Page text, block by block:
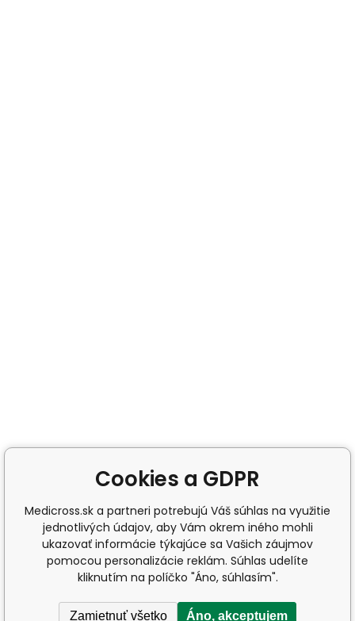
Cookies a GDPR
Medicross.sk a partneri potrebujú Váš súhlas na využitie
jednotlivých údajov, aby Vám okrem iného mohli
ukazovať informácie týkajúce sa Vašich záujmov
pomocou personalizácie reklám. Súhlas udelíte
kliknutím na políčko "Áno, súhlasím".
Zamietnuť všetko Áno, akceptujem